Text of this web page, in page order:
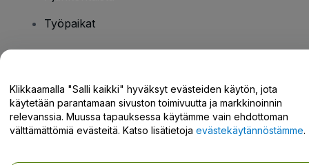
Työpaikat
Tukikeskus / Ota meihin yhteyttä
Klikkaamalla "Salli kaikki" hyväksyt evästeiden käytön, jota
käytetään parantamaan sivuston toimivuutta ja markkinoinnin
relevanssia. Muussa tapauksessa käytämme vain ehdottoman
välttämättömiä evästeitä. Katso lisätietoja evästekäytännöstämme.